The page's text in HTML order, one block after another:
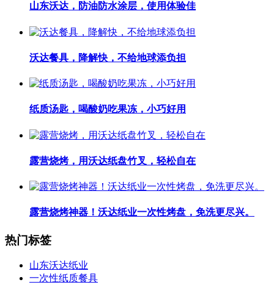
山东沃达，防油防水涂层，使用体验佳
沃达餐具，降解快，不给地球添负担
纸质汤匙，喝酸奶吃果冻，小巧好用
露营烧烤，用沃达纸盘竹叉，轻松自在
露营烧烤神器！沃达纸业一次性烤盘，免洗更尽兴。
热门标签
山东沃达纸业
一次性纸质餐具